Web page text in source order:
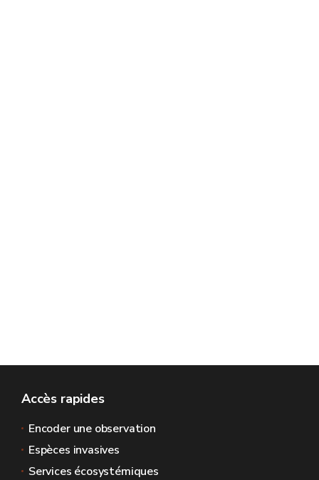
Accès rapides
Encoder une observation
Espèces invasives
Services écosystémiques